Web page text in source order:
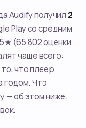
Audify получил 2
Play со средним
(65 802 оценки
чаще всего:
что плеер
годом. Что
— об этом ниже.